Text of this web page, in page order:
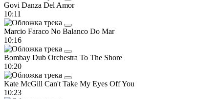
Govi Danza Del Amor
10:11
Marcio Faraco No Balanco Do Mar
10:16
Bombay Dub Orchestra To The Shore
10:20
Kate McGill Can't Take My Eyes Off You
10:23